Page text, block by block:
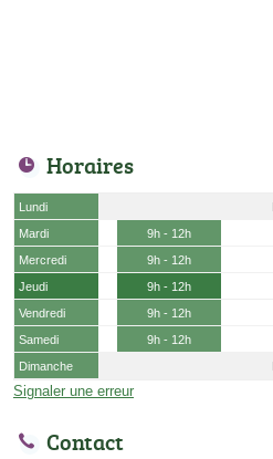
Horaires
Lundi
Mardi
9h - 12h
Mercredi
9h - 12h
Jeudi
9h - 12h
Vendredi
9h - 12h
Samedi
9h - 12h
Dimanche
Signaler une erreur
Contact